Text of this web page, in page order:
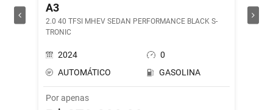
A3
2.0 40 TFSI MHEV SEDAN PERFORMANCE BLACK S-
TRONIC
2024
0
AUTOMÁTICO
GASOLINA
Por apenas
DRILL